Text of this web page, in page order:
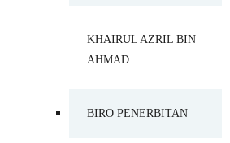
KHAIRUL AZRIL BIN
AHMAD
BIRO PENERBITAN